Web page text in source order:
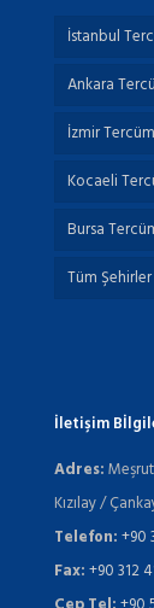
İstanbul
Ankara
İzmir
Kocaeli
Bursa
Tüm Şehirler
İletişim
Adres:
Kızılay /
Telefon:+90
Fax:+90 312